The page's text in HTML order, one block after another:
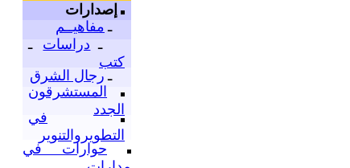
إصدارات
ـ مفاهيــم
ـ دراسات
ـ
كتب
ـ رجال الشرق
المستشرقون
الجدد
في
التطويروالتنوير
حوارات في